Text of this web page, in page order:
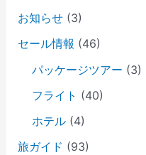
お知らせ(3)
セール情報 (46)
パッケージツアー (3)
フライト (40)
ホテル(4)
旅ガイド (93)